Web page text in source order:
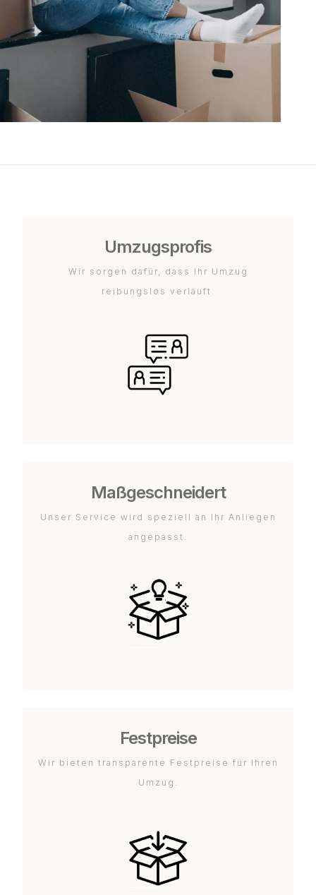
Umzugsprofis
Wir sorgen dafür, dass Ihr Umzug
reibungslos verläuft.
Maßgeschneidert
Unser Service wird speziell an Ihr Anliegen
angepasst.
Festpreise
Wir bieten transparente Festpreise für Ihren
Umzug.